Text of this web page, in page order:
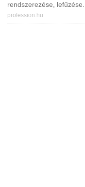
rendszerezése, lefűzése...
profession.hu